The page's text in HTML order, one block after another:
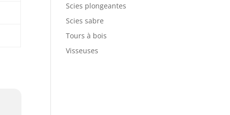
Scies plongeantes
Scies sabre
Tours à bois
Visseuses